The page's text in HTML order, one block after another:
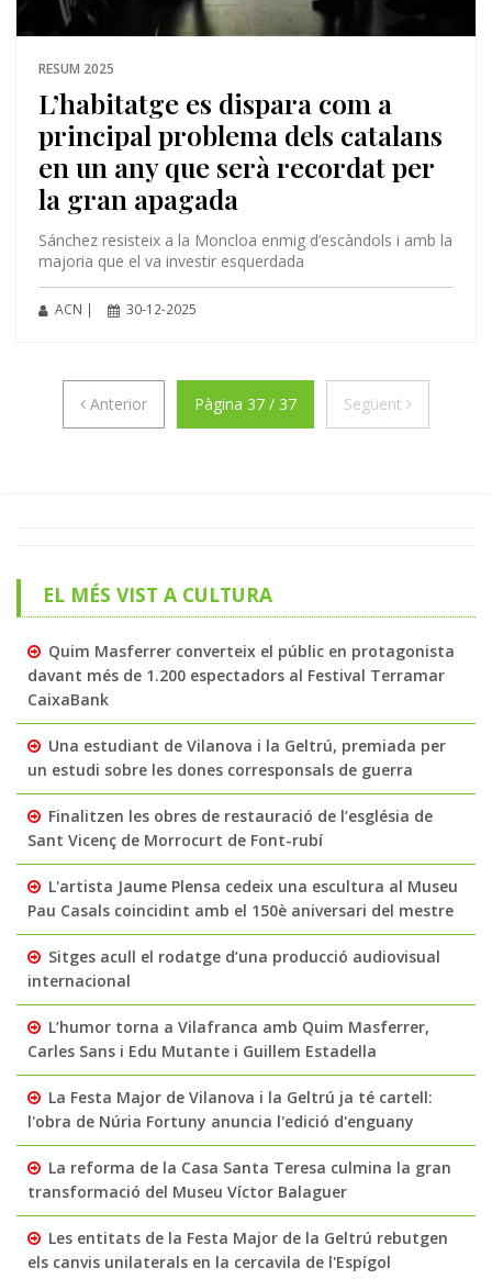
RESUM 2025
L’habitatge es dispara com a
principal problema dels catalans
en un any que serà recordat per
la gran apagada
Sánchez resisteix a la Moncloa enmig d’escàndols i amb la
majoria que el va investir esquerdada
ACN | 30-12-2025
AnteriorAnteriorPàgina 37 / 37 Següent
EL MÉS VIST A CULTURA
Quim Masferrer converteix el públic en protagonista
davant més de 1.200 espectadors al Festival Terramar
CaixaBank
Una estudiant de Vilanova i la Geltrú, premiada per
un estudi sobre les dones corresponsals de guerra
Finalitzen les obres de restauració de l’església de
Sant Vicenç de Morrocurt de Font-rubí
L'artista Jaume Plensa cedeix una escultura al Museu
Pau Casals coincidint amb el 150è aniversari del mestre
Sitges acull el rodatge d’una producció audiovisual
internacional
L’humor torna a Vilafranca amb Quim Masferrer,
Carles Sans i Edu Mutante i Guillem Estadella
La Festa Major de Vilanova i la Geltrú ja té cartell:
l'obra de Núria Fortuny anuncia l'edició d'enguany
La reforma de la Casa Santa Teresa culmina la gran
transformació del Museu Víctor Balaguer
Les entitats de la Festa Major de la Geltrú rebutgen
els canvis unilaterals en la cercavila de l'Espígol